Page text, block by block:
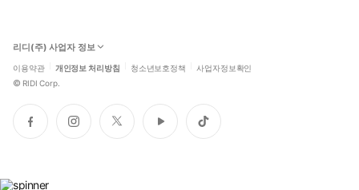
리디(주) 사업자 정보
이용약관 개인정보 처리방침 청소년보호정책 사업자정보확인
© RIDI Corp.
페
이
인
스
트
위
유
튜
틱
톡